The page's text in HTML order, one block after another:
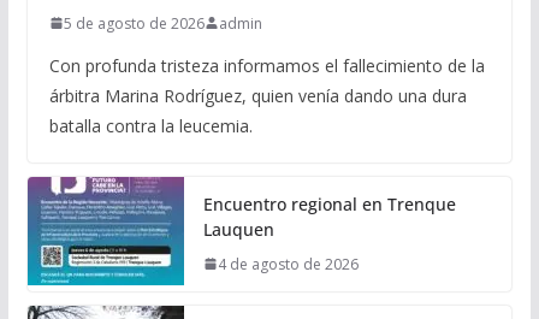
5 de agosto de 2026 admin
Con profunda tristeza informamos el fallecimiento de la
árbitra Marina Rodríguez, quien venía dando una dura
batalla contra la leucemia.
Encuentro regional en Trenque
Lauquen
4 de agosto de 2026